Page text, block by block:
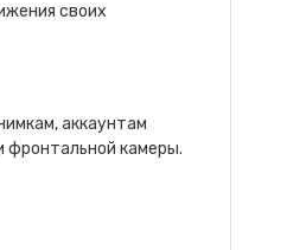
своих
аккаунтам
фронтальной камеры.